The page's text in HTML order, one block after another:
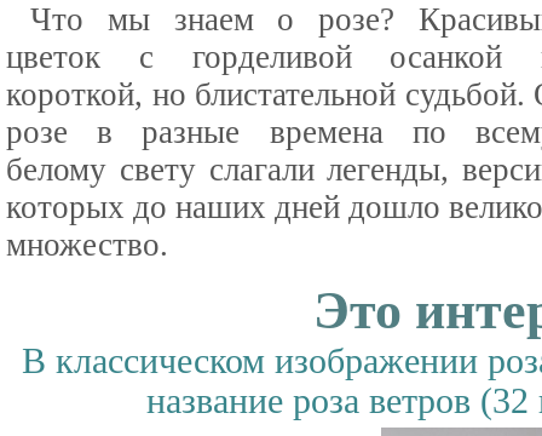
Что мы знаем о розе?
цветок с горделивой осанкой
короткой, но блистательной судьбой.
розе в разные времена по
белому свету слагали легенды,
которых до наших дней дошло
множество.
Это
В классическом изображении
название роза ветров